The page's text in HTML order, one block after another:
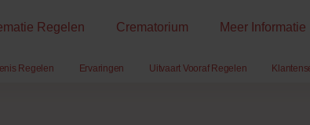
Regelen Crematorium Meer Informatie
Regelen Ervaringen Uitvaart Vooraf Regelen